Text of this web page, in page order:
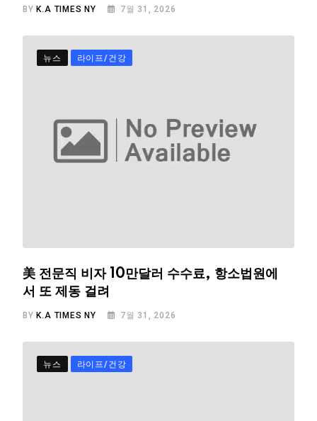
BYK.A TIMES NY 7월 31, 2026
뉴스 라이프/건강
美 전문직 비자 10만달러 수수료, 항소법원에
서 또 제동 걸려
BY K.A TIMES NY 7월 31, 2026
뉴스 라이프/건강